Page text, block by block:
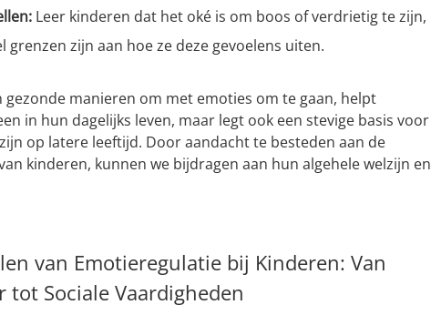
Leer kinderen dat het oké is om boos of verdrietig te zijn,
grenzen zijn aan hoe ze deze gevoelens uiten.
gezonde manieren om met emoties om te gaan, helpt
in hun dagelijks leven, maar legt ook een stevige basis voor
op latere leeftijd. Door aandacht te besteden aan de
kinderen, kunnen we bijdragen aan hun algehele welzijn en
van Emotieregulatie bij Kinderen: Van
tot Sociale Vaardigheden